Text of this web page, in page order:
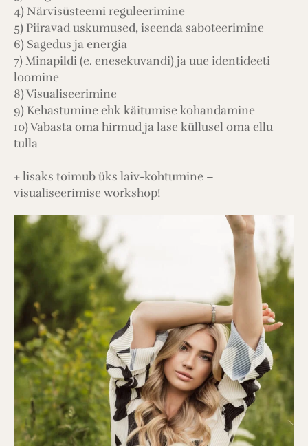
4) Närvisüsteemi reguleerimine
5) Piiravad uskumused, iseenda saboteerimine
6) Sagedus ja energia
7) Minapildi (e. enesekuvandi) ja uue identideeti
loomine
8) Visualiseerimine
9) Kehastumine ehk käitumise kohandamine
10) Vabasta oma hirmud ja lase küllusel oma ellu
tulla
+ lisaks toimub üks laiv-kohtumine –
visualiseerimise workshop!